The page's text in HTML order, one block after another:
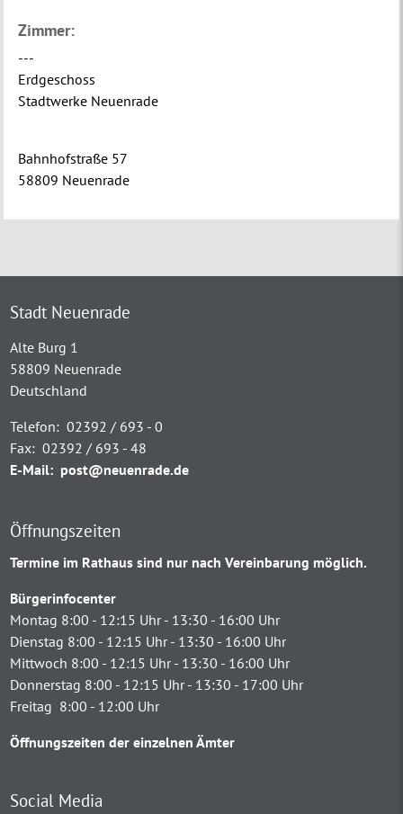
Zimmer:
---
Erdgeschoss
Stadtwerke Neuenrade
Bahnhofstraße 57
58809 Neuenrade
Stadt Neuenrade
Alte Burg 1
58809 Neuenrade
Deutschland
Telefon: 02392 / 693 - 0
Fax: 02392 / 693 - 48
E-Mail: post@neuenrade.de
Öffnungszeiten
Termine im Rathaus sind nur nach Vereinbarung möglich.
Bürgerinfocenter
Montag 8:00 - 12:15 Uhr - 13:30 - 16:00 Uhr
Dienstag 8:00 - 12:15 Uhr - 13:30 - 16:00 Uhr
Mittwoch 8:00 - 12:15 Uhr - 13:30 - 16:00 Uhr
Donnerstag 8:00 - 12:15 Uhr - 13:30 - 17:00 Uhr
Freitag 8:00 - 12:00 Uhr
Öffnungszeiten der einzelnen Ämter
Social Media